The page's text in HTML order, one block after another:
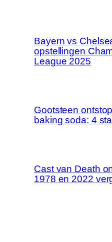
Bayern vs
opstellingen
League 2025
Gootsteen
baking soda: 4
Cast van Death
1978 en 2022